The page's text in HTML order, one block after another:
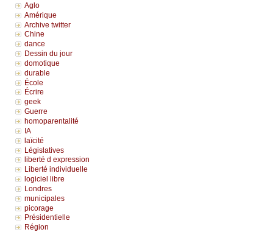
Aglo
Amérique
Archive twitter
Chine
dance
Dessin du jour
domotique
durable
École
Écrire
geek
Guerre
homoparentalité
IA
laïcité
Législatives
liberté d expression
Liberté individuelle
logiciel libre
Londres
municipales
picorage
Présidentielle
Région